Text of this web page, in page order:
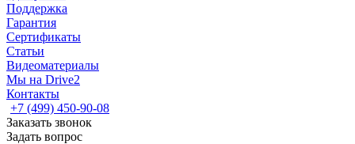
Поддержка
Гарантия
Сертификаты
Статьи
Видеоматериалы
Мы на Drive2
Контакты
+7 (499) 450-90-08
Заказать звонок
Задать вопрос